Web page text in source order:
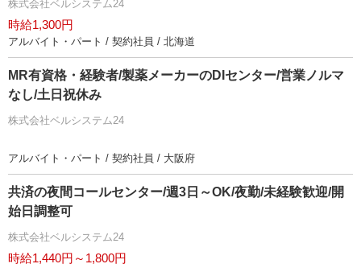
株式会社ベルシステム24
時給1,300円
アルバイト・パート / 契約社員 / 北海道
MR有資格・経験者/製薬メーカーのDIセンター/営業ノルマ
なし/土日祝休み
株式会社ベルシステム24
アルバイト・パート / 契約社員 / 大阪府
共済の夜間コールセンター/週3日～OK/夜勤/未経験歓迎/開
始日調整可
株式会社ベルシステム24
時給1,440円～1,800円